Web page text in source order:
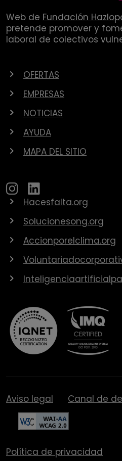
Web de Fundación
pretende promover y
laboral de colectivos
OFERTAS
EMPRESAS
NOTICIAS
AYUDA
MAPA DEL SITIO
Hacesfalta.org
Solucionesong.org
Accionporelclima.org
Aviso legal Canal de
Política de privacidad